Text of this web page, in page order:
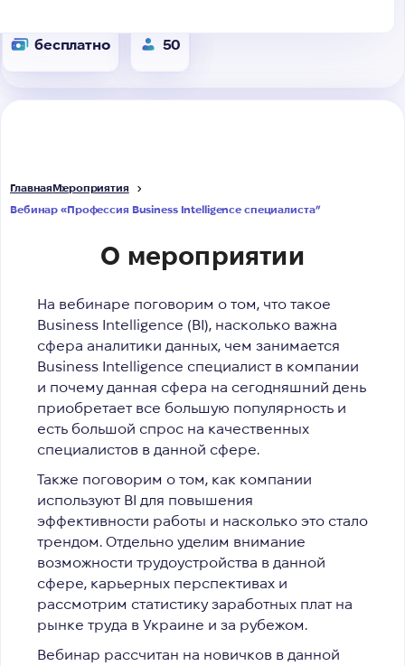
бесплатно 50
ГлавнаяМероприятия
Вебинар «Профессия Business Intelligence специалиста”
О мероприятии
На вебинаре поговорим о том, что такое
Business Intelligence (BI), насколько важна
сфера аналитики данных, чем занимается
Business Intelligence специалист в компании
и почему данная сфера на сегодняшний день
приобретает все большую популярность и
есть большой спрос на качественных
специалистов в данной сфере.
Также поговорим о том, как компании
используют BI для повышения
эффективности работы и насколько это стало
трендом. Отдельно уделим внимание
возможности трудоустройства в данной
сфере, карьерных перспективах и
рассмотрим статистику заработных плат на
рынке труда в Украине и за рубежом.
Вебинар рассчитан на новичков в данной